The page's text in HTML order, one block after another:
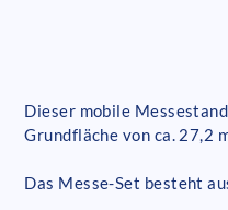
Dieser mobile
Grundfläche von ca. 27,2
Das Messe-Set besteht